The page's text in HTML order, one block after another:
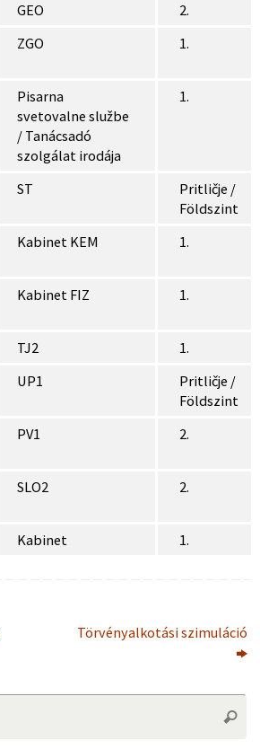
GEO
2.
ZGO 1.
Pisarna
svetovalne službe
/ Tanácsadó
szolgálat irodája
1.
ST
Pritličje /
Földszint
Kabinet KEM 1.
Kabinet FIZ 1.
TJ2
1.
UP1
Pritličje /
Földszint
PV1 2.
SLO2 2.
Kabinet 1.
Törvényalkotási szimuláció